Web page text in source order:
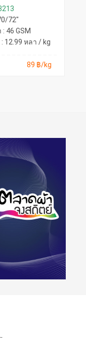
72"
46 GSM
12.99 หลา / kg
89 ฿/kg